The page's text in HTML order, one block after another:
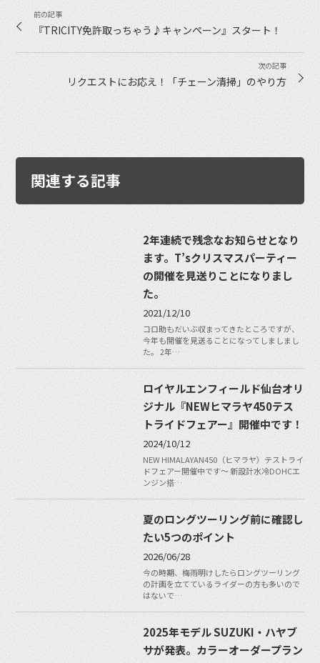
『TRICITY免許取っちゃう♪キャンペーン』スタート！
リクエストにお応え！「チェーン清掃」のやり方
関連する記事
2年連続で残念なお知らせとなり
ます。T’sクリスマスパーティー
の開催を見送りことになりまし
た。
2021/12/10
コロ助もだいぶ収まってきたところですが、
今年も開催を見送ることになってしましまし
た。 2年…
ロイヤルエンフィールド仙台オリ
ジナル『NEWヒマラヤ450テス
トライドフェアー』開催中です！
2024/10/12
NEW HIMALAYAN450（ヒマラヤ）テストライ
ドフェアー開催中です〜 新設計水冷DOHCエ
ンジン搭…
夏のロングツーリング前に確認し
たい5つのポイント
2026/06/28
今の時期、梅雨明けしたらロングツーリング
の計画を立てているライダーの方も多いので
はないで…
2025年モデル SUZUKI・ハヤブ
サが発表。カラーオーダープラン